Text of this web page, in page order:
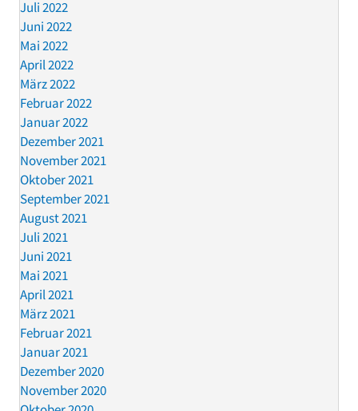
Juli 2022
Juni 2022
Mai 2022
April 2022
März 2022
Februar 2022
Januar 2022
Dezember 2021
November 2021
Oktober 2021
September 2021
August 2021
Juli 2021
Juni 2021
Mai 2021
April 2021
März 2021
Februar 2021
Januar 2021
Dezember 2020
November 2020